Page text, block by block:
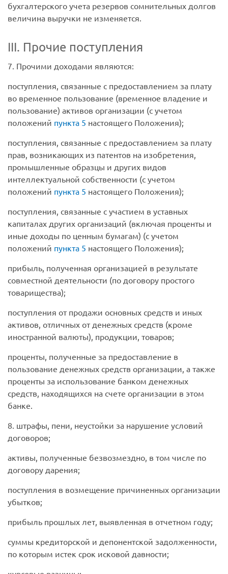
бухгалтерского учета резервов сомнительных долгов
величина выручки не изменяется.
III. Прочие поступления
7. Прочими доходами являются:
поступления, связанные с предоставлением за плату
во временное пользование (временное владение и
пользование) активов организации (с учетом
положений пункта 5 настоящего Положения);
поступления, связанные с предоставлением за плату
прав, возникающих из патентов на изобретения,
промышленные образцы и других видов
интеллектуальной собственности (с учетом
положений пункта 5 настоящего Положения);
поступления, связанные с участием в уставных
капиталах других организаций (включая проценты и
иные доходы по ценным бумагам) (с учетом
положений пункта 5 настоящего Положения);
прибыль, полученная организацией в результате
совместной деятельности (по договору простого
товарищества);
поступления от продажи основных средств и иных
активов, отличных от денежных средств (кроме
иностранной валюты), продукции, товаров;
проценты, полученные за предоставление в
пользование денежных средств организации, а также
проценты за использование банком денежных
средств, находящихся на счете организации в этом
банке.
8. штрафы, пени, неустойки за нарушение условий
договоров;
активы, полученные безвозмездно, в том числе по
договору дарения;
поступления в возмещение причиненных организации
убытков;
прибыль прошлых лет, выявленная в отчетном году;
суммы кредиторской и депонентской задолженности,
по которым истек срок исковой давности;